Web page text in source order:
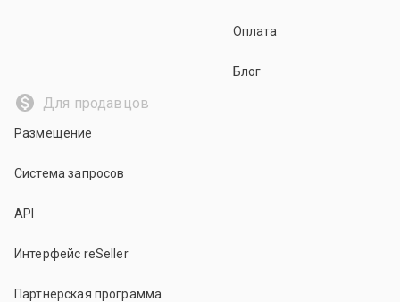
Оплата
Блог
Для продавцов
Размещение
Система запросов
API
Интерфейс reSeller
Партнерская программа